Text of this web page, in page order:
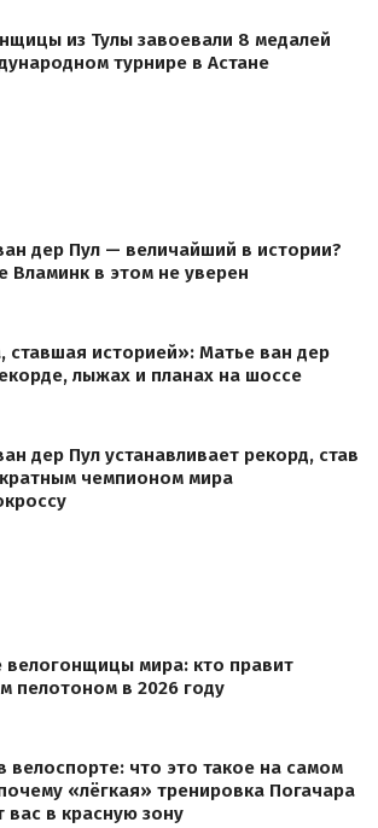
из Тулы завоевали 8 медалей
турнире в Астане
дер Пул — величайший в истории?
Вламинк в этом не уверен
ставшая историей»: Матье ван дер
лыжах и планах на шоссе
дер Пул устанавливает рекорд, став
чемпионом мира
велогонщицы мира: кто правит
пелотоном в 2026 году
велоспорте: что это такое на самом
«лёгкая» тренировка Погачара
вас в красную зону